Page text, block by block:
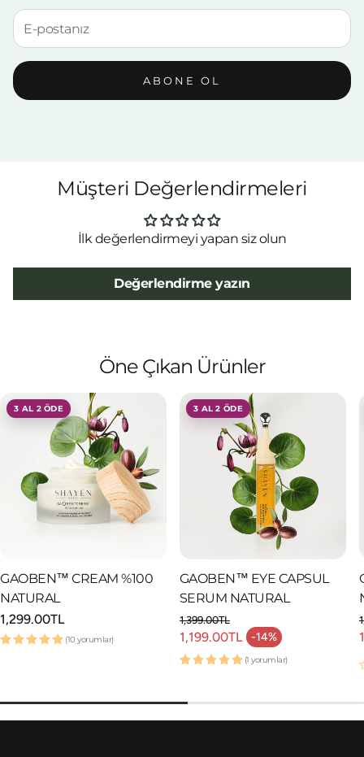
ABONE OL
Müşteri Değerlendirmeleri
İlk değerlendirmeyi yapan siz olun
Değerlendirme yazın
Öne Çıkan Ürünler
3 AL 2 ÖDE
GAOBEN™ CREAM %100
NATURAL
Normal
fiyat
1,299.00TL
(10 yorumlar)
3 AL 2 ÖDE
GAOBEN™ EYE CAPSUL
SERUM NATURAL
1,199.00TL -14%
İndirimli fiyat
Normal fiyat
1,399.00TL
(1 yorumlar)